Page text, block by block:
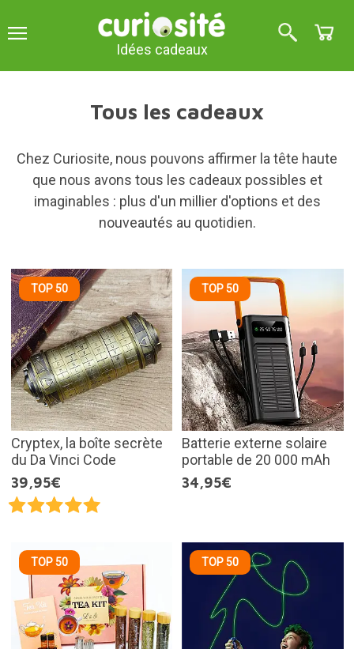
Idées cadeaux
Tous les cadeaux
Chez Curiosite, nous pouvons affirmer la tête haute
que nous avons tous les cadeaux possibles et
imaginables : plus d'un millier d'options et des
nouveautés au quotidien.
TOP 50
Cryptex, la boîte secrète
du Da Vinci Code
39,95€
TOP 50
Batterie externe solaire
portable de 20 000 mAh
34,95€
TOP 50 TOP 50